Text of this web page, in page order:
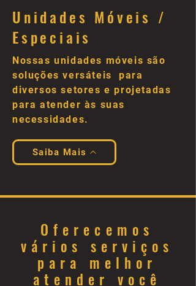
Unidades Móveis /
Especiais
Nossas unidades móveis são
soluções versáteis para
diversos setores e projetadas
para atender às suas
necessidades.
Saiba Mais
Oferecemos
vários serviços
para melhor
atender você